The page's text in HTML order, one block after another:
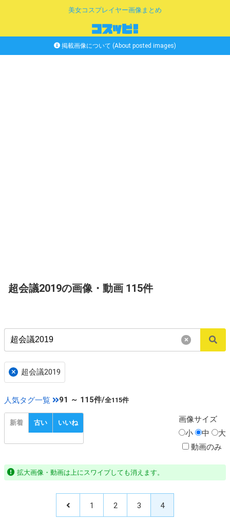
美女コスプレイヤー画像まとめ
掲載画像について (About posted images)
超会議2019の画像・動画 115件
×
× 超会議2019
人気タグ一覧 91 ～ 115件/全115件
新着 古い いいね 画像サイズ
小
中
大
動画のみ
拡大画像・動画は上にスワイプしても消えます。
1 2 3 4